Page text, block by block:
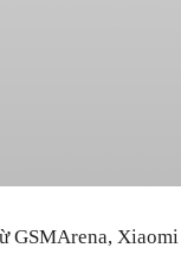
GSMArena,